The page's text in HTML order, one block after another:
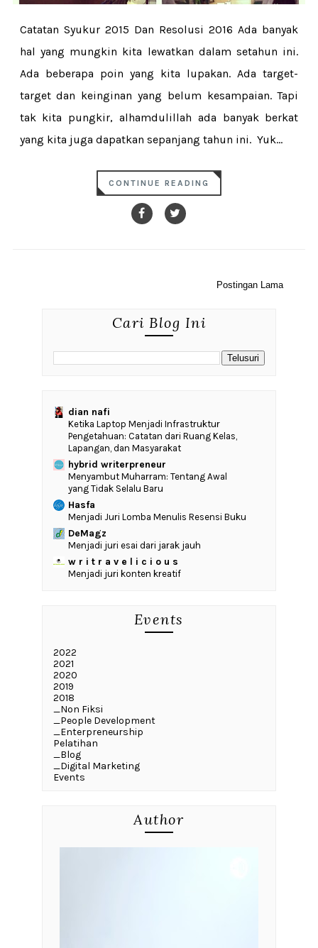
Catatan Syukur 2015 Dan Resolusi 2016 Ada banyak
hal yang mungkin kita lewatkan dalam setahun ini.
Ada beberapa poin yang kita lupakan. Ada target-
target dan keinginan yang belum kesampaian. Tapi
tak kita pungkir, alhamdulillah ada banyak berkat
yang kita juga dapatkan sepanjang tahun ini. Yuk...
CONTINUE READING
Postingan Lama
Cari Blog Ini
dian nafi
Ketika Laptop Menjadi Infrastruktur
Pengetahuan: Catatan dari Ruang Kelas,
Lapangan, dan Masyarakat
hybrid writerpreneur
Menyambut Muharram: Tentang Awal
yang Tidak Selalu Baru
Hasfa
Menjadi Juri Lomba Menulis Resensi Buku
DeMagz
Menjadi juri esai dari jarak jauh
w r i t r a v e l i c i o u s
Menjadi juri konten kreatif
Events
2022
2021
2020
2019
2018
_Non Fiksi
_People Development
_Enterpreneurship
Pelatihan
_Blog
_Digital Marketing
Events
Author